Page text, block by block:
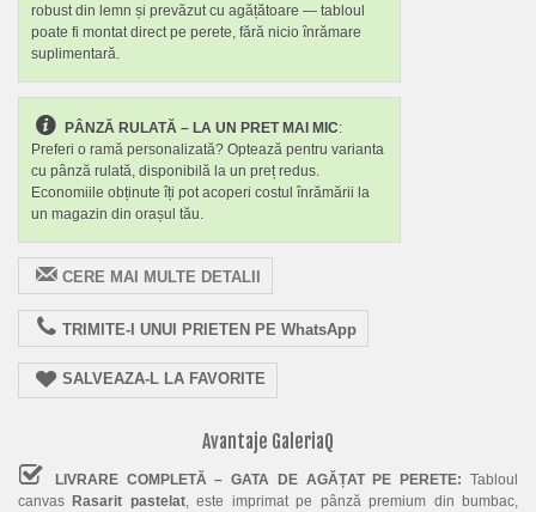
robust din lemn și prevăzut cu agățătoare — tabloul
poate fi montat direct pe perete, fără nicio înrămare
suplimentară.
PÂNZĂ RULATĂ – LA UN PRET MAI MIC:
Preferi o ramă personalizată? Optează pentru varianta
cu pânză rulată, disponibilă la un preț redus.
Economiile obținute îți pot acoperi costul înrămării la
un magazin din orașul tău.
CERE MAI MULTE DETALII
TRIMITE-I UNUI PRIETEN PE WhatsApp
SALVEAZA-L LA FAVORITE
Avantaje GaleriaQ
LIVRARE COMPLETĂ – GATA DE AGĂȚAT PE PERETE:Tabloul
canvasRasarit pastelat, este imprimat pe pânză premium din bumbac,